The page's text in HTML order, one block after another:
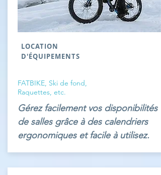
LOCATION
D'ÉQUIPEMENTS
FATBIKE, Ski de fond,
Raquettes, etc.
Gérez facilement vos disponibilités
de salles grâce à des calendriers
ergonomiques et facile à utilisez.